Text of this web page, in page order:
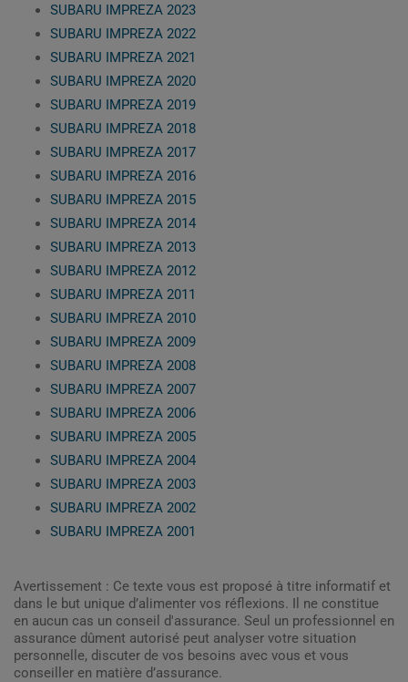
SUBARU IMPREZA 2023
SUBARU IMPREZA 2022
SUBARU IMPREZA 2021
SUBARU IMPREZA 2020
SUBARU IMPREZA 2019
SUBARU IMPREZA 2018
SUBARU IMPREZA 2017
SUBARU IMPREZA 2016
SUBARU IMPREZA 2015
SUBARU IMPREZA 2014
SUBARU IMPREZA 2013
SUBARU IMPREZA 2012
SUBARU IMPREZA 2011
SUBARU IMPREZA 2010
SUBARU IMPREZA 2009
SUBARU IMPREZA 2008
SUBARU IMPREZA 2007
SUBARU IMPREZA 2006
SUBARU IMPREZA 2005
SUBARU IMPREZA 2004
SUBARU IMPREZA 2003
SUBARU IMPREZA 2002
SUBARU IMPREZA 2001
Avertissement : Ce texte vous est proposé à titre informatif et
dans le but unique d’alimenter vos réflexions. Il ne constitue
en aucun cas un conseil d'assurance. Seul un professionnel en
assurance dûment autorisé peut analyser votre situation
personnelle, discuter de vos besoins avec vous et vous
conseiller en matière d’assurance.